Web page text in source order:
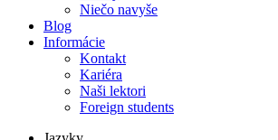
Niečo navyše
Blog
Informácie
Kontakt
Kariéra
Naši lektori
Foreign students